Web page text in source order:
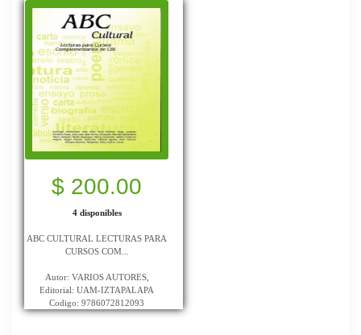
$ 200.00
4 disponibles
ABC CULTURAL LECTURAS PARA
CURSOS COM...
Autor: VARIOS AUTORES,
Editorial: UAM-IZTAPALAPA
Codigo: 9786072812093